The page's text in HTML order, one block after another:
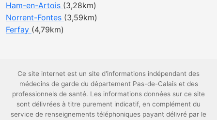
Ham-en-Artois (3,28km)
Norrent-Fontes (3,59km)
Ferfay (4,79km)
Ce site internet est un site d'informations indépendant des
médecins de garde du département Pas-de-Calais et des
professionnels de santé. Les informations données sur ce site
sont délivrées à titre purement indicatif, en complément du
service de renseignements téléphoniques payant délivré par le